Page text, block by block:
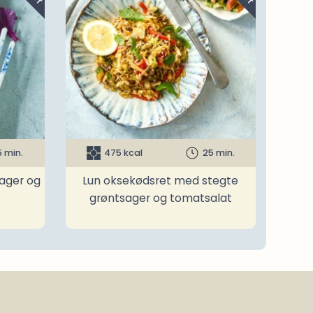
min.
og
475 kcal 25 min.
Lun oksekødsret med stegte
grøntsager og tomatsalat